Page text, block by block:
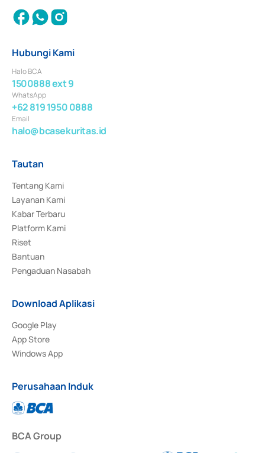
Hubungi Kami
Halo BCA
1500888 ext 9
WhatsApp
+62 819 1950 0888
Email
halo@bcasekuritas.id
Tautan
Tentang Kami
Layanan Kami
Kabar Terbaru
Platform Kami
Riset
Bantuan
Pengaduan Nasabah
Download Aplikasi
Google Play
App Store
Windows App
Perusahaan Induk
BCA Group